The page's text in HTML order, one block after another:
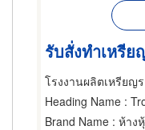
รับสั่งทำเหรีย
โรงงานผลิตเหรียญ
Heading Name :
Brand Name : ห้างหุ้